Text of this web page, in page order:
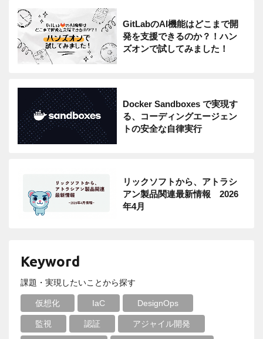
GitLabのAI機能はどこまで開
発を支援できるのか？！ハン
ズオンで試してみました！
Docker Sandboxes で実現す
る、コーディングエージェン
トの安全な自律実行
リックソフトから、アトラシ
アン製品関連最新情報 2026
年4月
Keyword
課題・実現したいことから探す
仮想化 IaC DesignOps
監視 認証 アジャイル開発